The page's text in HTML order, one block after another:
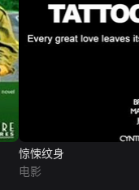
惊悚纹身
电影